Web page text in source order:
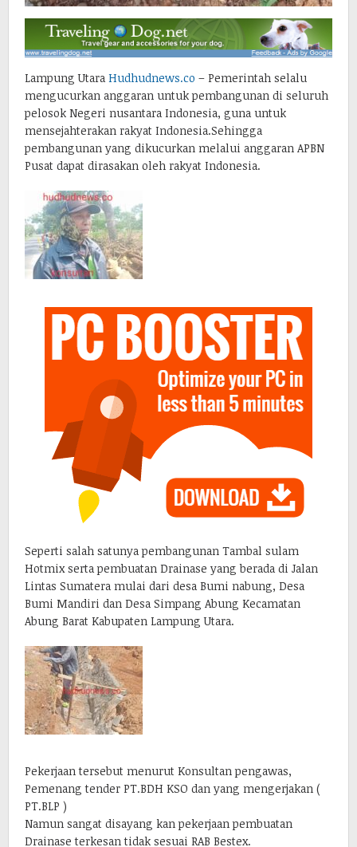
Lampung Utara Hudhudnews.co – Pemerintah selalu
mengucurkan anggaran untuk pembangunan di seluruh
pelosok Negeri nusantara Indonesia, guna untuk
mensejahterakan rakyat Indonesia.Sehingga
pembangunan yang dikucurkan melalui anggaran APBN
Pusat dapat dirasakan oleh rakyat Indonesia.
Seperti salah satunya pembangunan Tambal sulam
Hotmix serta pembuatan Drainase yang berada di Jalan
Lintas Sumatera mulai dari desa Bumi nabung, Desa
Bumi Mandiri dan Desa Simpang Abung Kecamatan
Abung Barat Kabupaten Lampung Utara.
Pekerjaan tersebut menurut Konsultan pengawas,
Pemenang tender PT.BDH KSO dan yang mengerjakan (
PT.BLP )
Namun sangat disayang kan pekerjaan pembuatan
Drainase terkesan tidak sesuai RAB Bestex.